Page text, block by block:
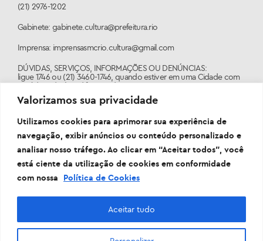
Valorizamos sua privacidade
Utilizamos cookies para aprimorar sua experiência de
navegação, exibir anúncios ou conteúdo personalizado e
analisar nosso tráfego. Ao clicar em “Aceitar todos”, você
está ciente da utilização de cookies em conformidade
com nossa
Política de Cookies
Aceitar tudo
(21) 2976-1202
Gabinete: gabinete.cultura@prefeitura.rio
Imprensa: imprensasmcrio.cultura@gmail.com
DÚVIDAS, SERVIÇOS, INFORMAÇÕES OU DENÚNCIAS:
ligue 1746 ou (21) 3460-1746, quando estiver em uma Cidade com
o código de área diferente do 21.
PORTAL: